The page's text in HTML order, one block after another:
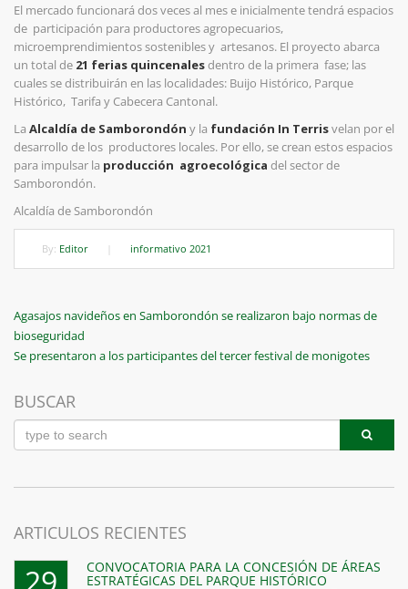
El mercado funcionará dos veces al mes e inicialmente tendrá espacios
de participación para productores agropecuarios,
microemprendimientos sostenibles y artesanos. El proyecto abarca
un total de 21 ferias quincenalesdentro de la primera fase; las
cuales se distribuirán en las localidades: Buijo Histórico, Parque
Histórico, Tarifa y Cabecera Cantonal.
La Alcaldía de Samborondón y la fundación In Terrisvelan por el
desarrollo de los productores locales. Por ello, se crean estos espacios
para impulsar la producción agroecológica del sector de
Samborondón.
Alcaldía de Samborondón
By: Editor informativo 2021
Navegación
de
Previous
Post
Agasajos navideños en Samborondón se realizaron bajo normas de
bioseguridad
Next
Se presentaron a los participantes del tercer festival de monigotes
BUSCAR
ARTICULOS RECIENTES
29 CONVOCATORIA PARA LA CONCESIÓN DE ÁREAS
ESTRATÉGICAS DEL PARQUE HISTÓRICO